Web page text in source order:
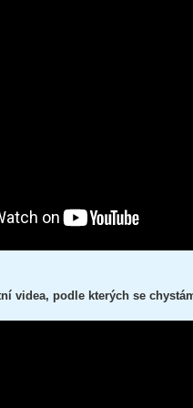
videa, podle kterých se